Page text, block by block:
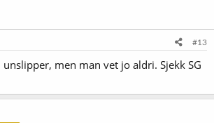
#13
men man vet jo aldri. Sjekk SG